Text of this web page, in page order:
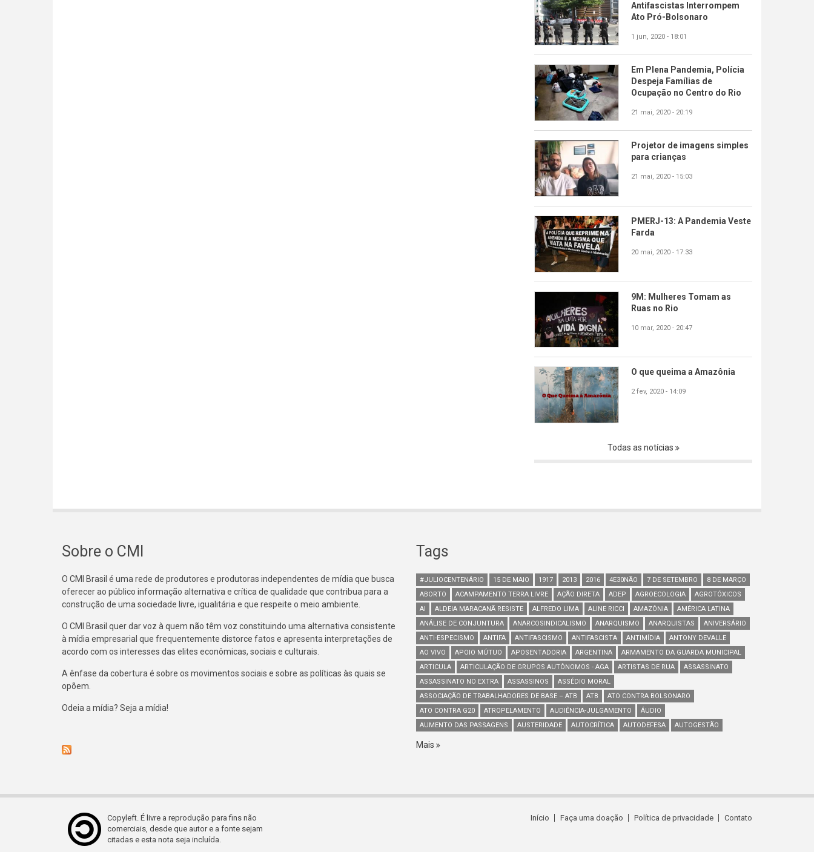
Antifascistas Interrompem
Ato Pró-Bolsonaro
1 jun, 2020 - 18:01
Em Plena Pandemia, Polícia
Despeja Famílias de
Ocupação no Centro do Rio
21 mai, 2020 - 20:19
Projetor de imagens simples
para crianças
21 mai, 2020 - 15:03
PMERJ-13: A Pandemia Veste
Farda
20 mai, 2020 - 17:33
9M: Mulheres Tomam as
Ruas no Rio
10 mar, 2020 - 20:47
O que queima a Amazônia
2 fev, 2020 - 14:09
Todas as notícias
Sobre o CMI
O CMI Brasil é uma rede de produtores e produtoras independentes de mídia que busca
oferecer ao público informação alternativa e crítica de qualidade que contribua para a
construção de uma sociedade livre, igualitária e que respeite o meio ambiente.
O CMI Brasil quer dar voz à quem não têm voz constituindo uma alternativa consistente
à mídia empresarial que frequentemente distorce fatos e apresenta interpretações de
acordo com os interesses das elites econômicas, sociais e culturais.
A ênfase da cobertura é sobre os movimentos sociais e sobre as políticas às quais se
opõem.
Odeia a mídia? Seja a mídia!
Tags
#JULIOCENTENÁRIO 15 DE MAIO 1917 2013 2016 4E30NÃO 7 DE SETEMBRO
8 DE MARÇO
ABORTO
ACAMPAMENTO TERRA LIVRE AÇÃO DIRETA ADEP AGROECOLOGIA
AGROTÓXICOS
AI
ALDEIA MARACANÃ RESISTE ALFREDO LIMA ALINE RICCI AMAZÔNIA
AMÉRICA LATINA
ANÁLISE DE CONJUNTURA
ANARCOSINDICALISMO ANARQUISMO ANARQUISTAS
ANIVERSÁRIO
ANTI-ESPECISMO
ANTIFA ANTIFASCISMO ANTIFASCISTA ANTIMÍDIA
ANTONY DEVALLE
AO VIVO
APOIO MÚTUO APOSENTADORIA ARGENTINA
ARMAMENTO DA GUARDA MUNICIPAL
ARTICULA
ARTICULAÇÃO DE GRUPOS AUTÔNOMOS - AGA ARTISTAS DE RUA
ASSASSINATO
ASSASSINATO NO EXTRA
ASSASSINOS
ASSÉDIO MORAL
ASSOCIAÇÃO DE TRABALHADORES DE BASE – ATB
ATB
ATO CONTRA BOLSONARO
ATO CONTRA G20
ATROPELAMENTO AUDIÊNCIA-JULGAMENTO
ÁUDIO
AUMENTO DAS PASSAGENS
AUSTERIDADE AUTOCRÍTICA AUTODEFESA AUTOGESTÃO
Mais
Copyleft. É livre a reprodução para fins não
comerciais, desde que autor e a fonte sejam
citadas e esta nota seja incluída.
Início Faça uma doação Política de privacidade Contato